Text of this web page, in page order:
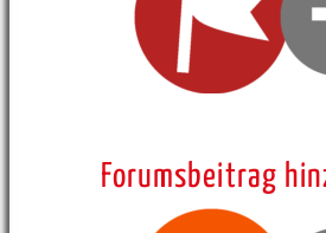
Forumsbeitrag